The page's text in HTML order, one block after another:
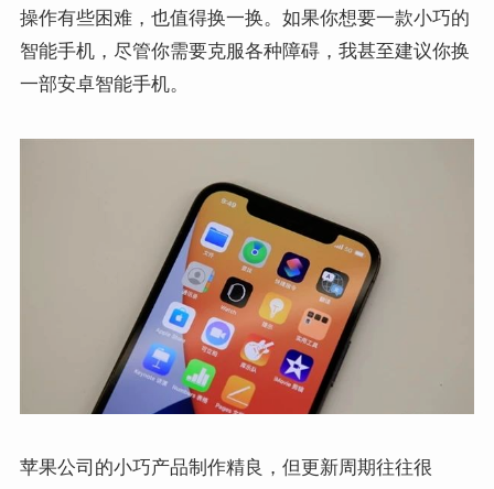
操作有些困难，也值得换一换。如果你想要一款小巧的
智能手机，尽管你需要克服各种障碍，我甚至建议你换
一部安卓智能手机。
苹果公司的小巧产品制作精良，但更新周期往往很